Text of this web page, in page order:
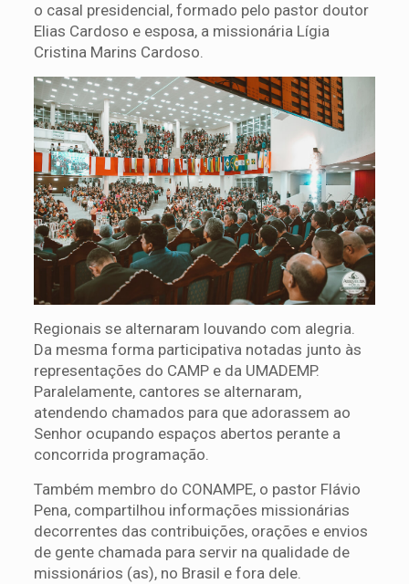
o casal presidencial, formado pelo pastor doutor
Elias Cardoso e esposa, a missionária Lígia
Cristina Marins Cardoso.
Regionais se alternaram louvando com alegria.
Da mesma forma participativa notadas junto às
representações do CAMP e da UMADEMP.
Paralelamente, cantores se alternaram,
atendendo chamados para que adorassem ao
Senhor ocupando espaços abertos perante a
concorrida programação.
Também membro do CONAMPE, o pastor Flávio
Pena, compartilhou informações missionárias
decorrentes das contribuições, orações e envios
de gente chamada para servir na qualidade de
missionários (as), no Brasil e fora dele.